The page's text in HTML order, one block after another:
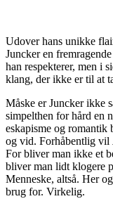
Udover hans unikke
Juncker en
han respekterer, men i
klang, der ikke er til at
Måske er Juncker ikke
simpelthen for hård en
eskapisme og romantik
og vid. Forhåbentlig vil
For bliver man ikke et
bliver man lidt klogere
Menneske, altså. Her
brug for. Virkelig.